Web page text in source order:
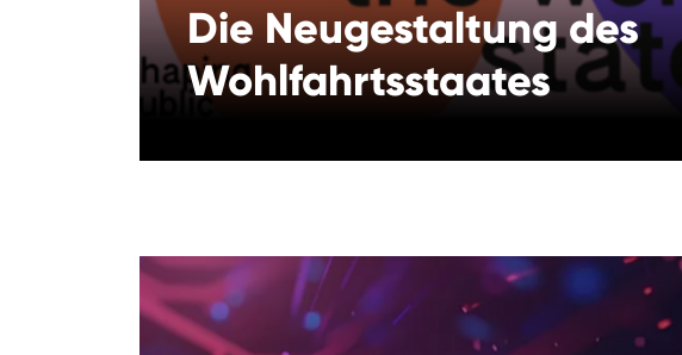
Die Neu­gestaltung des
Wohlfahrtsstaates